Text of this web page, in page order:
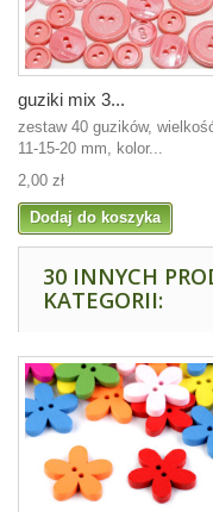
guziki mix 3...
zestaw 40 guzików,
11-15-20 mm, kolor...
2,00 zł
Dodaj do koszyka
30 INNYCH
KATEGORII: